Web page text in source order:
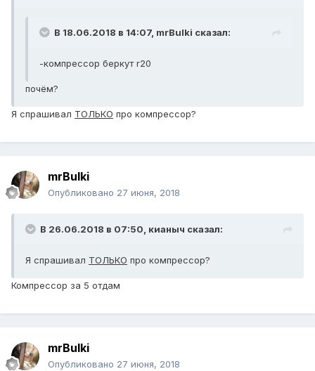
В 18.06.2018 в 14:07, mrBulki сказал:
-компрессор беркут r20
почём?
Я спрашивал ТОЛЬКО про компрессор?
mrBulki
Опубликовано 27 июня, 2018
В 26.06.2018 в 07:50, кианыч сказал:
Я спрашивал ТОЛЬКО про компрессор?
Компрессор за 5 отдам
mrBulki
Опубликовано 27 июня, 2018